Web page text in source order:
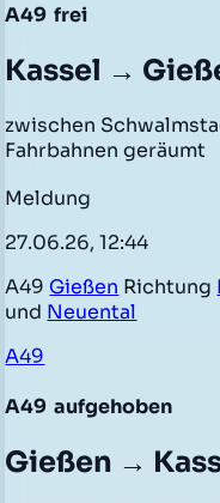
A49 frei
Kassel →
zwischen
Fahrbahnen geräumt
Meldung
27.06.26, 12:44
A49 Gießen Richtung
und Neuental
A49
A49 aufgehoben
Gießen →